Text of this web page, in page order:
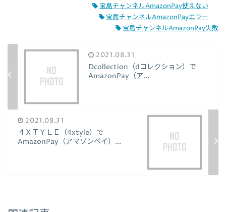
宝島チャンネルAmazonPay使えない
宝島チャンネルAmazonPayエラー
宝島チャンネルAmazonPay失敗
2021.08.31
Dcollection（dコレクション）で
AmazonPay（ア...
2021.08.31
４ＸＴＹＬＥ（4xtyle）で
AmazonPay（アマゾンペイ）...